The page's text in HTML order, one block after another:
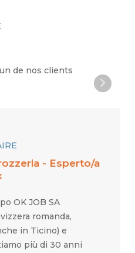
de nos clients
- Esperto/a
OK JOB SA
romanda,
in Ticino) e
più di 30 anni